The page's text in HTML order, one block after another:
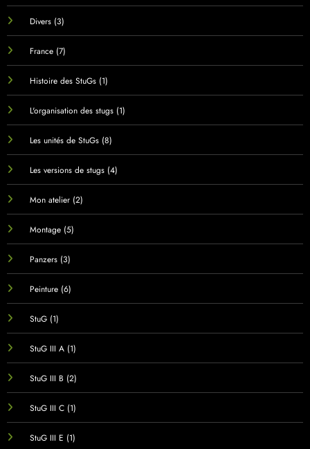
Divers(3)
France(7)
Histoire des StuGs(1)
L'organisation des stugs(1)
Les unités de StuGs(8)
Les versions de stugs(4)
Mon atelier(2)
Montage(5)
Panzers(3)
Peinture(6)
StuG(1)
StuG III A(1)
StuG III B (2)
StuG III C(1)
StuG III E (1)